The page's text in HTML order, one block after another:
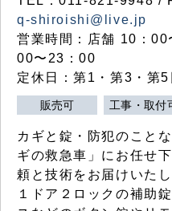
q-shiroishi@live.jp
営業時間：店舗 10：
00〜23：00
定休日：第1・第3・第
販売可 工事・取付
カギと錠・防犯のこと
ギの救急車」にお任せ
頼と技術をお届けいたし
１ドア２ロックの補助